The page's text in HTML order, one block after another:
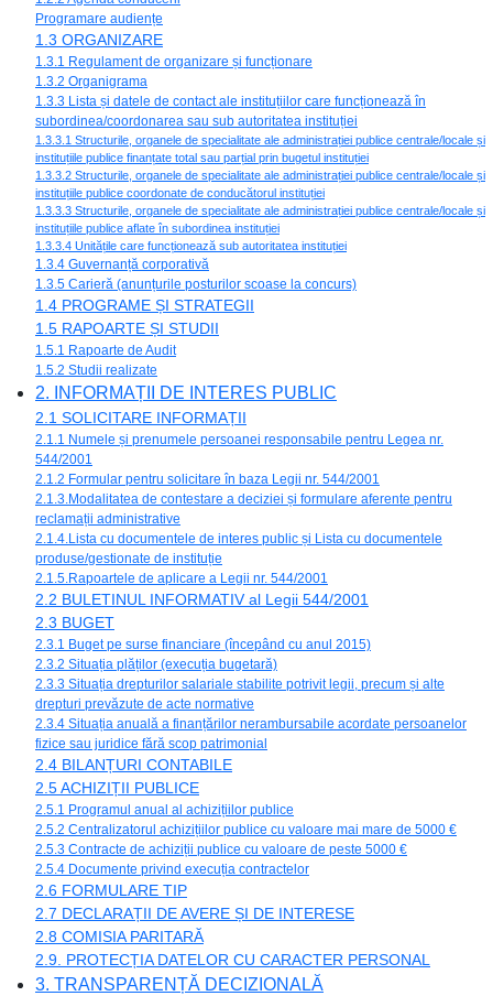
Programare audiențe
1.3 ORGANIZARE
1.3.1 Regulament de organizare și funcționare
1.3.2 Organigrama
1.3.3 Lista și datele de contact ale instituțiilor care funcționează în
subordinea/coordonarea sau sub autoritatea instituției
1.3.3.1 Structurile, organele de specialitate ale administrației publice centrale/locale și
instituțiile publice finanțate total sau parțial prin bugetul instituției
1.3.3.2 Structurile, organele de specialitate ale administrației publice centrale/locale și
instituțiile publice coordonate de conducătorul instituției
1.3.3.3 Structurile, organele de specialitate ale administrației publice centrale/locale și
instituțiile publice aflate în subordinea instituției
1.3.3.4 Unitățile care funcționează sub autoritatea instituției
1.3.4 Guvernanță corporativă
1.3.5 Carieră (anunțurile posturilor scoase la concurs)
1.4 PROGRAME ȘI STRATEGII
1.5 RAPOARTE ȘI STUDII
1.5.1 Rapoarte de Audit
1.5.2 Studii realizate
2. INFORMAȚII DE INTERES PUBLIC
2.1 SOLICITARE INFORMAȚII
2.1.1 Numele și prenumele persoanei responsabile pentru Legea nr.
544/2001
2.1.2 Formular pentru solicitare în baza Legii nr. 544/2001
2.1.3.Modalitatea de contestare a deciziei și formulare aferente pentru
reclamații administrative
2.1.4.Lista cu documentele de interes public și Lista cu documentele
produse/gestionate de instituție
2.1.5.Rapoartele de aplicare a Legii nr. 544/2001
2.2 BULETINUL INFORMATIV al Legii 544/2001
2.3 BUGET
2.3.1 Buget pe surse financiare (începând cu anul 2015)
2.3.2 Situația plăților (execuția bugetară)
2.3.3 Situația drepturilor salariale stabilite potrivit legii, precum și alte
drepturi prevăzute de acte normative
2.3.4 Situația anuală a finanțărilor nerambursabile acordate persoanelor
fizice sau juridice fără scop patrimonial
2.4 BILANȚURI CONTABILE
2.5 ACHIZIȚII PUBLICE
2.5.1 Programul anual al achizițiilor publice
2.5.2 Centralizatorul achizițiilor publice cu valoare mai mare de 5000 €
2.5.3 Contracte de achiziții publice cu valoare de peste 5000 €
2.5.4 Documente privind execuția contractelor
2.6 FORMULARE TIP
2.7 DECLARAȚII DE AVERE ȘI DE INTERESE
2.8 COMISIA PARITARĂ
2.9. PROTECȚIA DATELOR CU CARACTER PERSONAL
3. TRANSPARENȚĂ DECIZIONALĂ